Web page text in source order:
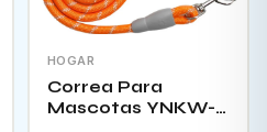
HOGAR
Correa Para
Mascotas YNKW-